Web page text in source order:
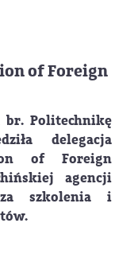
of Foreign
Politechnikę
delegacja
of Foreign
agencji
za szkolenia i